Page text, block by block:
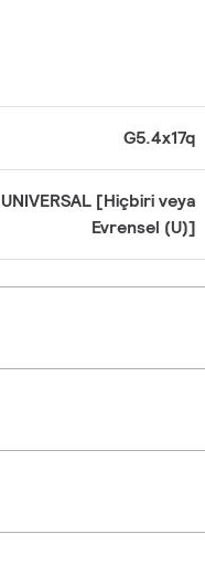
G5.4x17q
UNIVERSAL [Hiçbiri veya
Evrensel (U)]